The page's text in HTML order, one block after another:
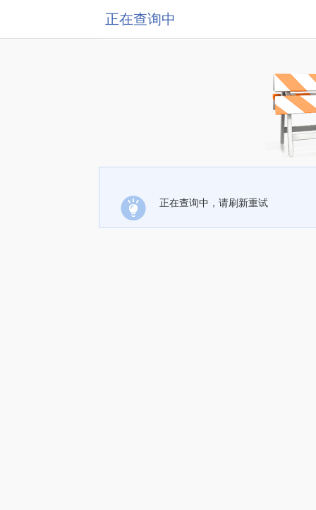
正在查询中
正在查询中，请刷新重试